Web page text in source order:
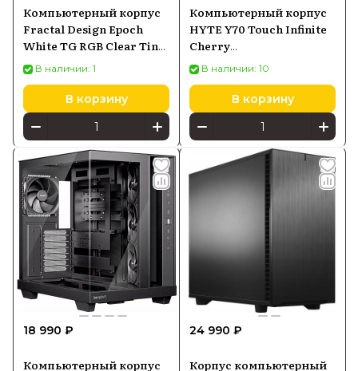
Компьютерный корпус
Fractal Design Epoch
White TG RGB Clear Tint
(FD-C-EPO1A-05)
В наличии: 1
В корзину
Компьютерный корпус
HYTE Y70 Touch Infinite
Cherry
(CSHYTEY70TIRB)
В наличии: 10
В корзину
18 990 ₽
Компьютерный корпус
24 990 ₽
Корпус компьютерный